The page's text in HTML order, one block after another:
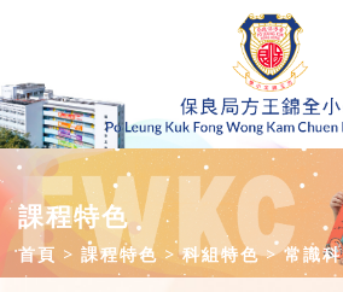
課程特色
首頁 課程特色 科組特色 常識科